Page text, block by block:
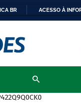
BR ACESSO À